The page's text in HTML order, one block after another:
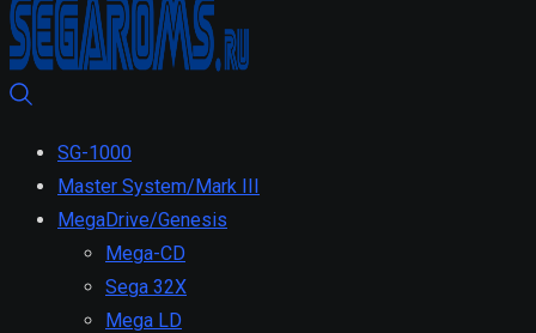
SG-1000
Master System/Mark III
MegaDrive/Genesis
Mega-CD
Sega 32X
Mega LD